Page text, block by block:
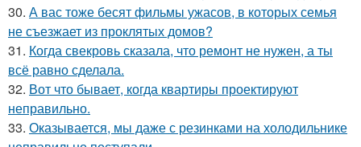
30. А вас тоже бесят фильмы ужасов, в которых семья
не съезжает из проклятых домов?
31. Когда свекровь сказала, что ремонт не нужен, а ты
всё равно сделала.
32. Вот что бывает, когда квартиры проектируют
неправильно.
33. Оказывается, мы даже с резинками на холодильнике